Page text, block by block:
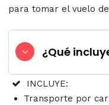
para tomar el vuelo
¿Qué
INCLUYE:
Transporte por